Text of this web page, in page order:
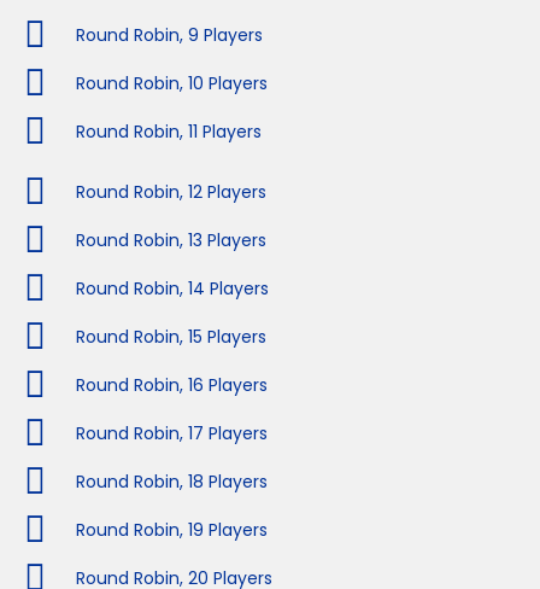
Round Robin, 9 Players
Round Robin, 10 Players
Round Robin, 11 Players
Round Robin, 12 Players
Round Robin, 13 Players
Round Robin, 14 Players
Round Robin, 15 Players
Round Robin, 16 Players
Round Robin, 17 Players
Round Robin, 18 Players
Round Robin, 19 Players
Round Robin, 20 Players